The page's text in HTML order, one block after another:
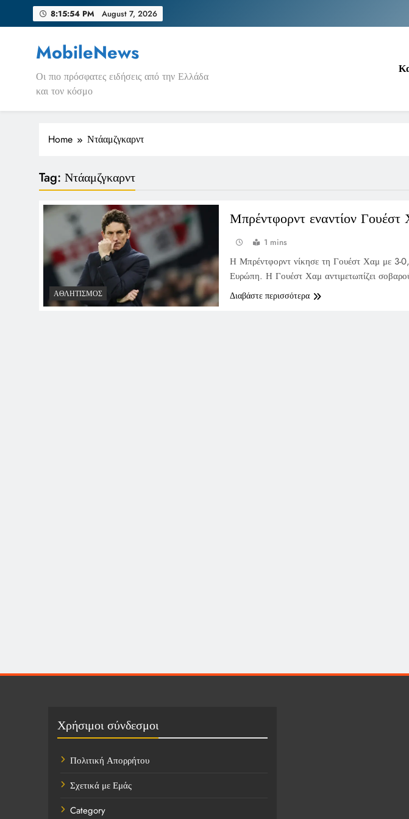
8:15:54 PM August 7, 2026
MobileNews
Οι πιο πρόσφατες ειδήσεις από την Ελλάδα
και τον κόσμο
Home Ντάαμζγκαρντ
Tag: Ντάαμζγκαρντ
ΑΘΛΗΤΙΣΜΌΣ
Μπρέντφορντ εναντίον Γουέστ
1 mins
Η Μπρέντφορντ νίκησε τη Γουέστ Χαμ με 3-
Ευρώπη. Η Γουέστ Χαμ αντιμετωπίζει
Διαβάστε περισσότερα
Χρήσιμοι σύνδεσμοι
Πολιτική Απορρήτου
Σχετικά με Εμάς
Category